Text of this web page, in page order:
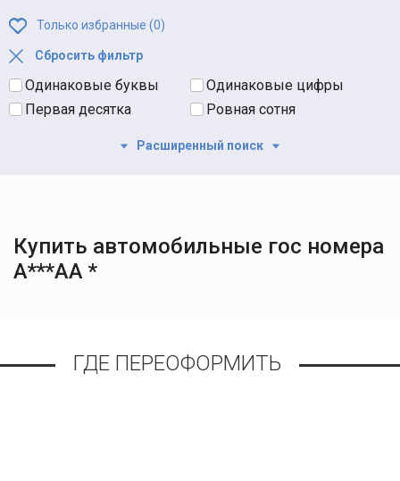
Только избранные (0)
Сбросить фильтр
Одинаковые буквы
Одинаковые цифры
Первая десятка
Ровная сотня
Расширенный поиск
Купить автомобильные гос номера
А***АА *
ГДЕ ПЕРЕОФОРМИТЬ